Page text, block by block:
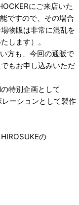
にご来店いた
ですので、その場合
物販は非常に混乱を
します）。
方も、今回の通販で
もお申し込みいただ
特別企画として
ーションとして製作
の